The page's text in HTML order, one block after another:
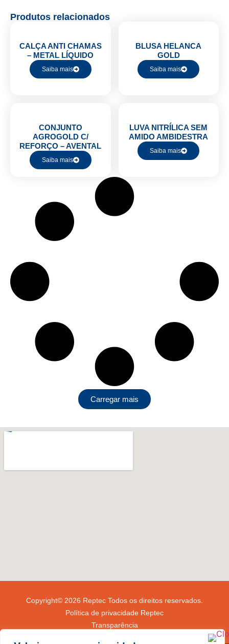
Produtos relacionados
CALÇA ANTI CHAMAS
– METAL LÍQUIDO
Saiba mais
BLUSA HELANCA
GOLD
Saiba mais
CONJUNTO
AGROGOLD C/
REFORÇO – AVENTAL
Saiba mais
LUVA NITRÍLICA SEM
AMIDO AMBIDESTRA
Saiba mais
Carregar mais
Copyright© 2026 Reptec Todos os direitos reservados.
Política de privacidade Reptec
Transparência